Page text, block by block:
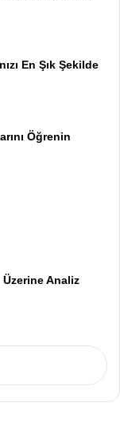
En Şık Şekilde
Öğrenin
Üzerine Analiz